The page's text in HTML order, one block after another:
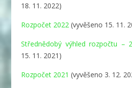
18. 11. 2022)
Rozpočet 2022 (vyvěšeno 15. 11.
Střednědobý výhled rozpočtu –
15. 11. 2021)
Rozpočet 2021 (vyvěšeno 3. 12.